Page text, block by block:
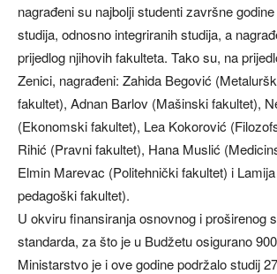
nagrađeni su najbolji studenti završne
studija, odnosno integriranih studija, a
prijedlog njihovih fakulteta. Tako su, na
Zenici, nagrađeni: Zahida Begović
fakultet), Adnan Barlov (Mašinski fakultet),
(Ekonomski fakultet), Lea Kokorović
Rihić (Pravni fakultet), Hana Muslić
Elmin Marevac (Politehnički fakultet) i
pedagoški fakultet).
U okviru finansiranja osnovnog i proširenog
standarda, za što je u Budžetu osigurano
Ministarstvo je i ove godine podržalo studij